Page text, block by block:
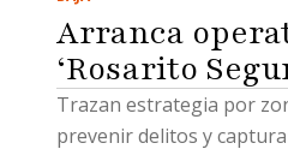
Arranca
‘Rosarito
Trazan estrategia por
prevenir delitos y